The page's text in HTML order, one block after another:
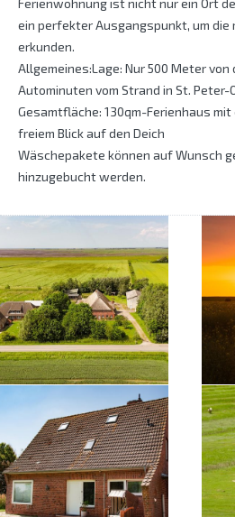
Ferienwohnung ist nicht nur ein Ort
ein perfekter Ausgangspunkt, um die
erkunden.
Allgemeines:Lage: Nur 500 Meter von
Autominuten vom Strand in St.
Gesamtfläche: 130qm-Ferienhaus
freiem Blick auf den Deich
Wäschepakete können auf Wunsch
hinzugebucht werden.